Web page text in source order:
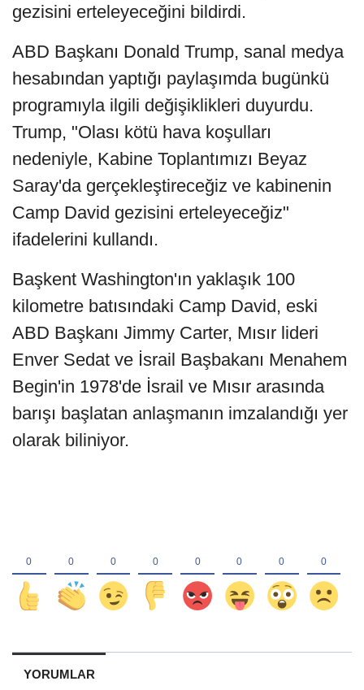
gezisini erteleyeceğini bildirdi.
ABD Başkanı Donald Trump, sanal medya
hesabından yaptığı paylaşımda bugünkü
programıyla ilgili değişiklikleri duyurdu.
Trump, "Olası kötü hava koşulları
nedeniyle, Kabine Toplantımızı Beyaz
Saray'da gerçekleştireceğiz ve kabinenin
Camp David gezisini erteleyeceğiz"
ifadelerini kullandı.
Başkent Washington'ın yaklaşık 100
kilometre batısındaki Camp David, eski
ABD Başkanı Jimmy Carter, Mısır lideri
Enver Sedat ve İsrail Başbakanı Menahem
Begin'in 1978'de İsrail ve Mısır arasında
barışı başlatan anlaşmanın imzalandığı yer
olarak biliniyor.
YORUMLAR